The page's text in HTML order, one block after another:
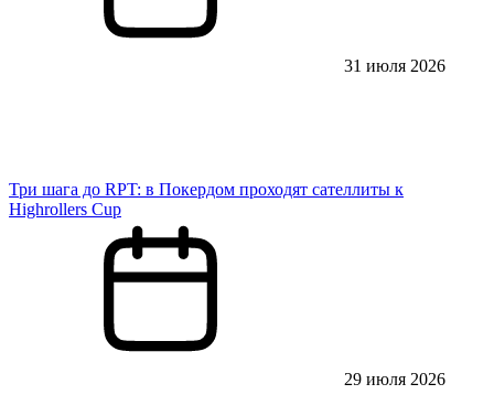
31 июля 2026
Три шага до RPT: в Покердом проходят сателлиты к
Highrollers Cup
29 июля 2026